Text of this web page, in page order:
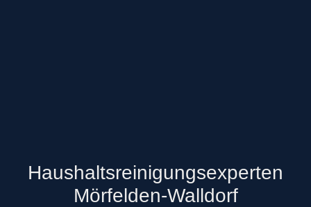
Haushaltsreinigungsexperten
Mörfelden-Walldorf